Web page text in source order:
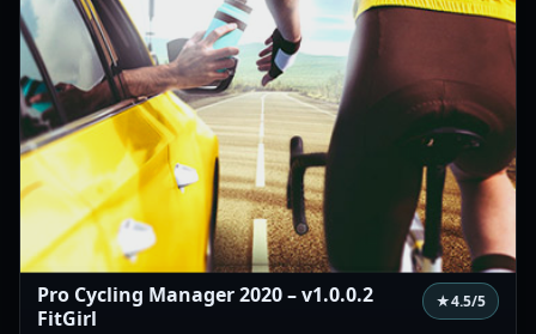
Pro Cycling Manager 2020 – v1.0.0.2
FitGirl
★4.5/5